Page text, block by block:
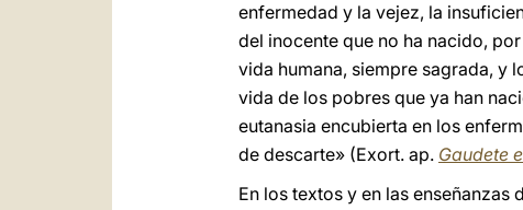
enfermedad y la vejez, la
del inocente que no ha nacido,
vida humana, siempre sagrada, y
vida de los pobres que ya han
eutanasia encubierta en los
de descarte» (Exort. ap. Gaudete
En los textos y en las